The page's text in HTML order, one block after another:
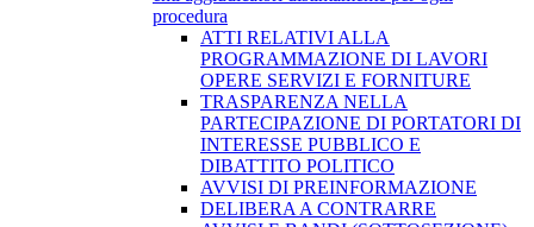
procedura
ATTI RELATIVI ALLA
PROGRAMMAZIONE DI LAVORI
OPERE SERVIZI E FORNITURE
TRASPARENZA NELLA
PARTECIPAZIONE DI PORTATORI DI
INTERESSE PUBBLICO E
DIBATTITO POLITICO
AVVISI DI PREINFORMAZIONE
DELIBERA A CONTRARRE